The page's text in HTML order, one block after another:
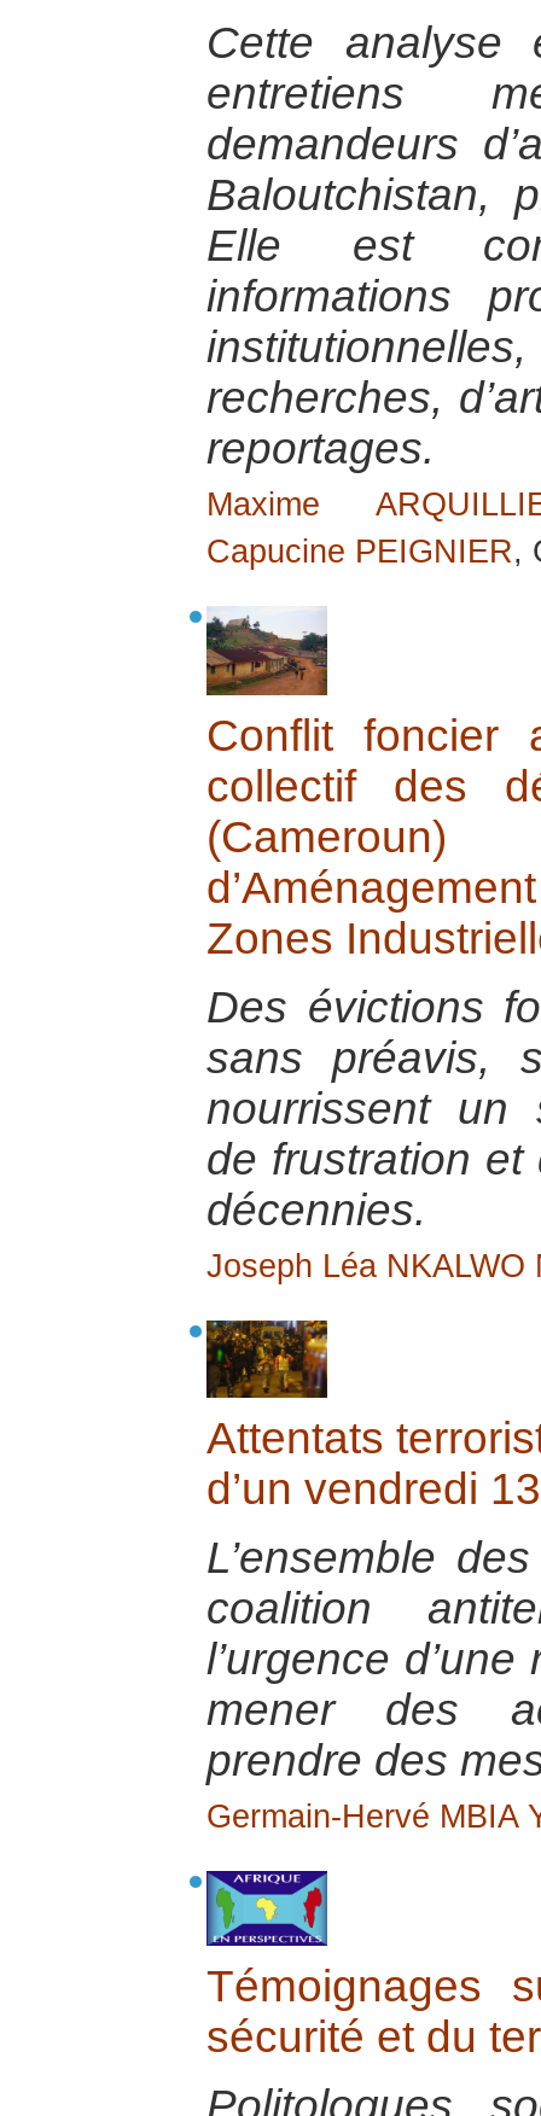
Cette analyse
entretiens
demandeurs
Baloutchistan,
Elle est
informations
recherches,
reportages.
Maxime
Capucine PEIGNIER,
Conflit foncier
collectif des
Zones
Des évictions
sans préavis,
nourrissent un
de frustration et
décennies.
Joseph Léa NKALWO
Attentats
d’un vendredi 13
L’ensemble
coalition
l’urgence
mener des
prendre des
Germain-Hervé MBIA
Témoignages
sécurité et du
Politologues,